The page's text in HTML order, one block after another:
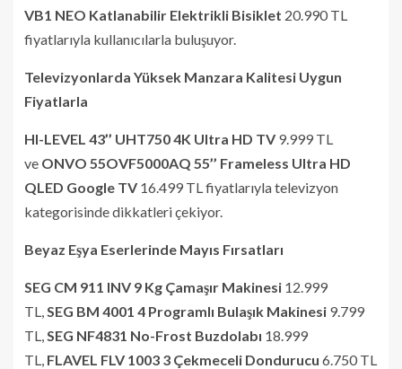
VB1 NEO Katlanabilir Elektrikli Bisiklet 20.990 TL
fiyatlarıyla kullanıcılarla buluşuyor.
Televizyonlarda Yüksek Manzara Kalitesi Uygun
Fiyatlarla
HI-LEVEL 43’’ UHT750 4K Ultra HD TV 9.999 TL
ve ONVO 55OVF5000AQ 55’’ Frameless Ultra HD
QLED Google TV 16.499 TL fiyatlarıyla televizyon
kategorisinde dikkatleri çekiyor.
Beyaz Eşya Eserlerinde Mayıs Fırsatları
SEG CM 911 INV 9 Kg Çamaşır Makinesi 12.999
TL, SEG BM 4001 4 Programlı Bulaşık Makinesi 9.799
TL, SEG NF4831 No-Frost Buzdolabı 18.999
TL, FLAVEL FLV 1003 3 Çekmeceli Dondurucu 6.750 TL